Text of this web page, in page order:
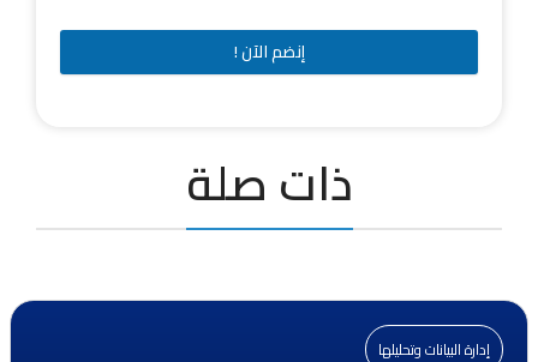
إنضم الآن !
ذات صلة
إدارة البيانات وتحليلها